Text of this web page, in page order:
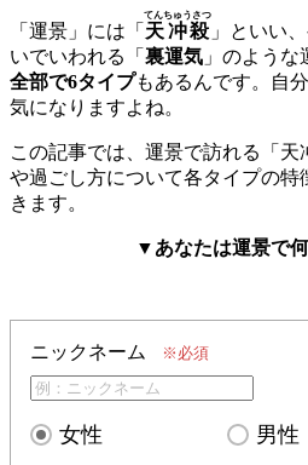
「運景」には「 天冲殺
てんちゅうさつ
」といい
いでいわれる「 裏運気 」のよう
全部で6タイプもあるんです。自
気になりますよね。
この記事では、運景で訪れる「
や過ごし方について各タイプの特
きます。
▼あなたは運景で
ニックネーム ※必須
女性 男性